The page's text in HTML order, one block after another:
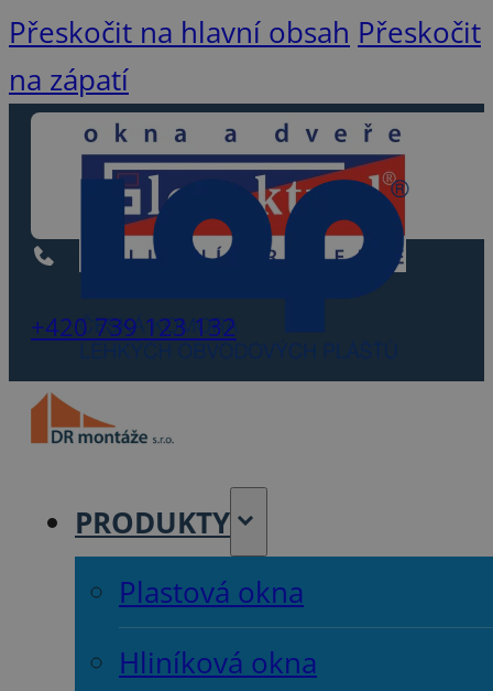
Přeskočit na hlavní obsah Přeskočit
na zápatí
+420 739 123 132
PRODUKTY
Plastová okna
Hliníková okna